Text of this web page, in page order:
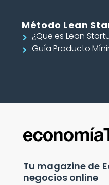
Método Lean
¿Que es Lean
Guía Producto
Tu magazine de
negocios online